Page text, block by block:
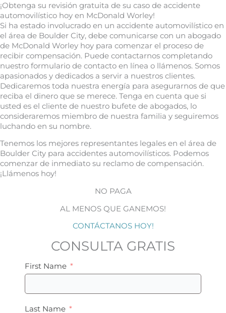
¡Obtenga su revisión gratuita de su caso de accidente
automovilístico hoy en McDonald Worley!
Si ha estado involucrado en un accidente automovilístico en
el área de Boulder City, debe comunicarse con un abogado
de McDonald Worley hoy para comenzar el proceso de
recibir compensación. Puede contactarnos completando
nuestro formulario de contacto en línea o llámenos. Somos
apasionados y dedicados a servir a nuestros clientes.
Dedicaremos toda nuestra energía para asegurarnos de que
reciba el dinero que se merece. Tenga en cuenta que si
usted es el cliente de nuestro bufete de abogados, lo
consideraremos miembro de nuestra familia y seguiremos
luchando en su nombre.
Tenemos los mejores representantes legales en el área de
Boulder City para accidentes automovilísticos. Podemos
comenzar de inmediato su reclamo de compensación.
¡Llámenos hoy!
NO PAGA
AL MENOS QUE GANEMOS!
CONTÁCTANOS HOY!
CONSULTA GRATIS
First Name
Last Name